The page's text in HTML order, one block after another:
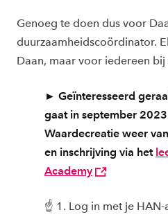
Genoeg te doen dus voor
duurzaamheidscoördinator.
Daan, maar voor iedereen bij
► Geïnteresseerd
gaat in september
Waardecreatie weer
en inschrijving via het
Academy
☝ 1. Log in met je HAN-